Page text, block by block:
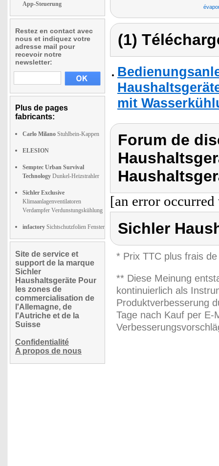
App-Steuerung
Restez en contact avec
nous et indiquez votre
adresse mail pour
recevoir notre
newsletter:
Plus de pages
fabricants:
Carlo Milano Stuhlbein-Kappen
ELESION
Semptec Urban Survival
Technology Dunkel-Heizstrahler
Sichler Exclusive
Klimaanlagenventilatoren
Verdampfer Verdunstungskühlung
infactory Sichtschutzfolien Fenster
Site de service et
support de la marque
Sichler
Haushaltsgeräte Pour
les zones de
commercialisation de
l'Allemagne, de
l'Autriche et de la
Suisse
Confidentialité
A propos de nous
(1)
mit
Forum de
[an error
Sichler
* Prix TTC plus frais
** Diese Meinung
kontinuierlich als
Produktverbesserung
Tage nach Kauf per E-